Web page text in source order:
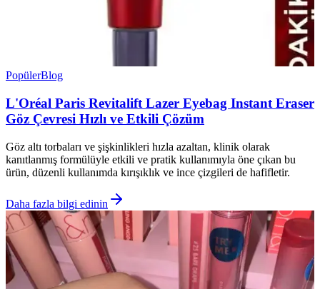
PopülerBlog
L'Oréal Paris Revitalift Lazer Eyebag Instant Eraser
Göz Çevresi Hızlı ve Etkili Çözüm
Göz altı torbaları ve şişkinlikleri hızla azaltan, klinik olarak
kanıtlanmış formülüyle etkili ve pratik kullanımıyla öne çıkan bu
ürün, düzenli kullanımda kırışıklık ve ince çizgileri de hafifletir.
Daha fazla bilgi edinin